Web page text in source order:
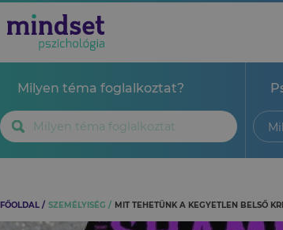
Milyen téma foglalkoztat?
FŐOLDAL SZEMÉLYISÉG MIT TEHETÜNK A KEGYETLEN BELSŐ